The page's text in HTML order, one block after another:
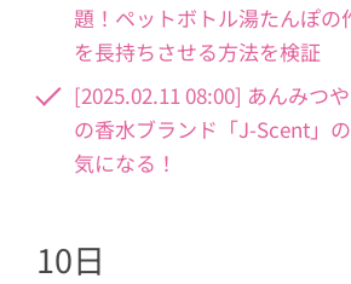
題！ペットボトル湯たんぽの
を長持ちさせる方法を検証
[2025.02.11 08:00] あんみつ
の香水ブランド「J-Scent」
気になる！
10日